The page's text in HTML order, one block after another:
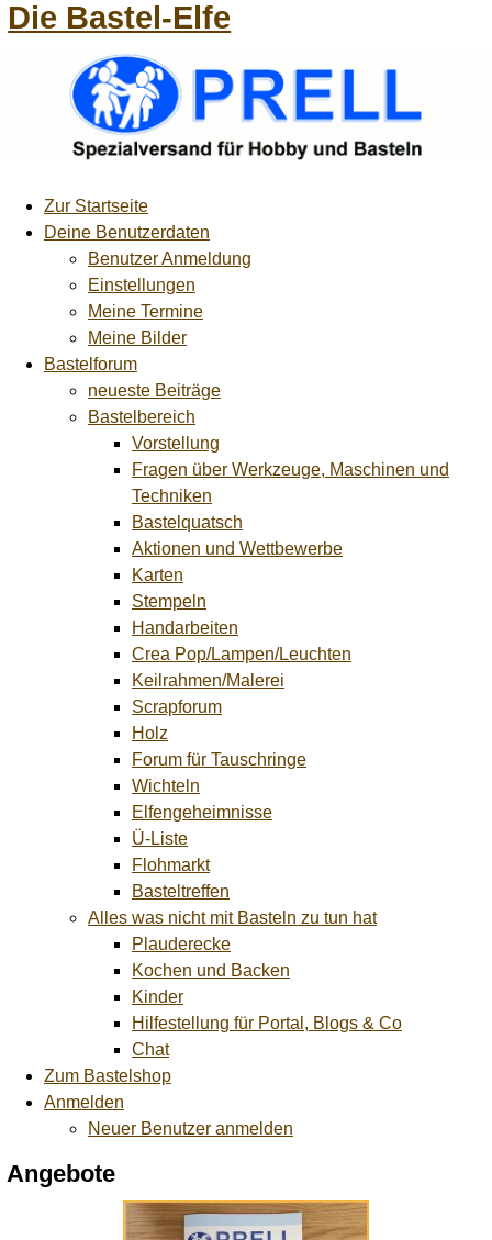
Die Bastel-Elfe
Zur Startseite
Deine Benutzerdaten
Benutzer Anmeldung
Einstellungen
Meine Termine
Meine Bilder
Bastelforum
neueste Beiträge
Bastelbereich
Vorstellung
Fragen über Werkzeuge, Maschinen und
Techniken
Bastelquatsch
Aktionen und Wettbewerbe
Karten
Stempeln
Handarbeiten
Crea Pop/Lampen/Leuchten
Keilrahmen/Malerei
Scrapforum
Holz
Forum für Tauschringe
Wichteln
Elfengeheimnisse
Ü-Liste
Flohmarkt
Basteltreffen
Alles was nicht mit Basteln zu tun hat
Plauderecke
Kochen und Backen
Kinder
Hilfestellung für Portal, Blogs & Co
Chat
Zum Bastelshop
Anmelden
Neuer Benutzer anmelden
Angebote